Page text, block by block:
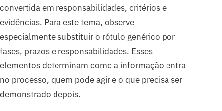
convertida em responsabilidades, critérios e
evidências. Para este tema, observe
especialmente substituir o rótulo genérico por
fases, prazos e responsabilidades. Esses
elementos determinam como a informação entra
no processo, quem pode agir e o que precisa ser
demonstrado depois.